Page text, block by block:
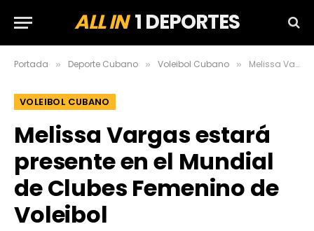
ALL IN1 DEPORTES
Portada » Deporte Cubano » Voleibol Cubano » Melissa Vargas estará presente en el Mundial de Clubes Femenino de Voleibol
VOLEIBOL CUBANO
Melissa Vargas estará
presente en el Mundial
de Clubes Femenino de
Voleibol